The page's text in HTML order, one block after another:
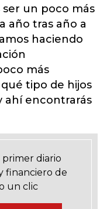
un poco más
año tras año a
haciendo
más
tipo de hijos
ahí encontrarás
diario
financiero de
un clic